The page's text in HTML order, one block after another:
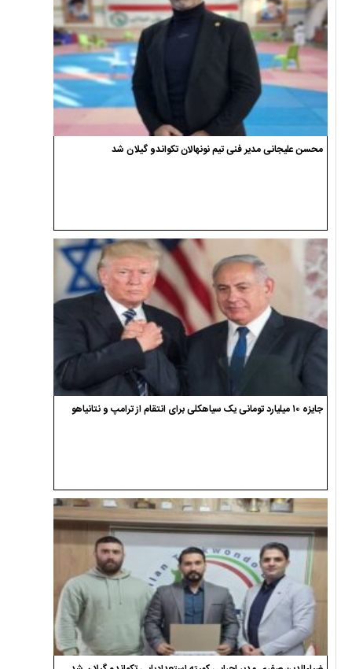
محسن علیجانی مدیر فنی تیم نونهالان تکواندو گیلان شد
جایزه ۱۰ میلیارد تومانی یک سیاهکلی برای انتقام از ترامپ و نتانیاهو